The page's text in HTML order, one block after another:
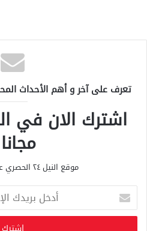
تعرف على آخر و أهم الأحداث
اشترك الان في
موقع النيل ٢٤ الحصري علي مدار الساعة
خ